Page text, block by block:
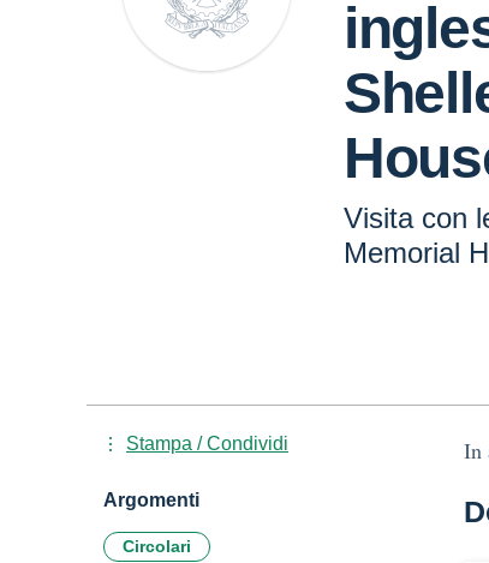
Visita con
Memorial
In
Stampa / Condividi
Argomenti
Circolari